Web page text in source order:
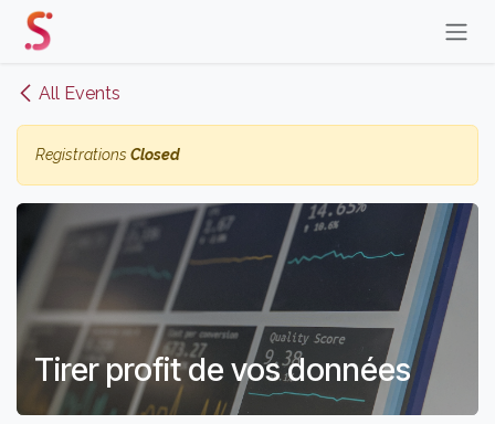
Skip to Content
All Events
Registrations Closed
Tirer profit de vos données